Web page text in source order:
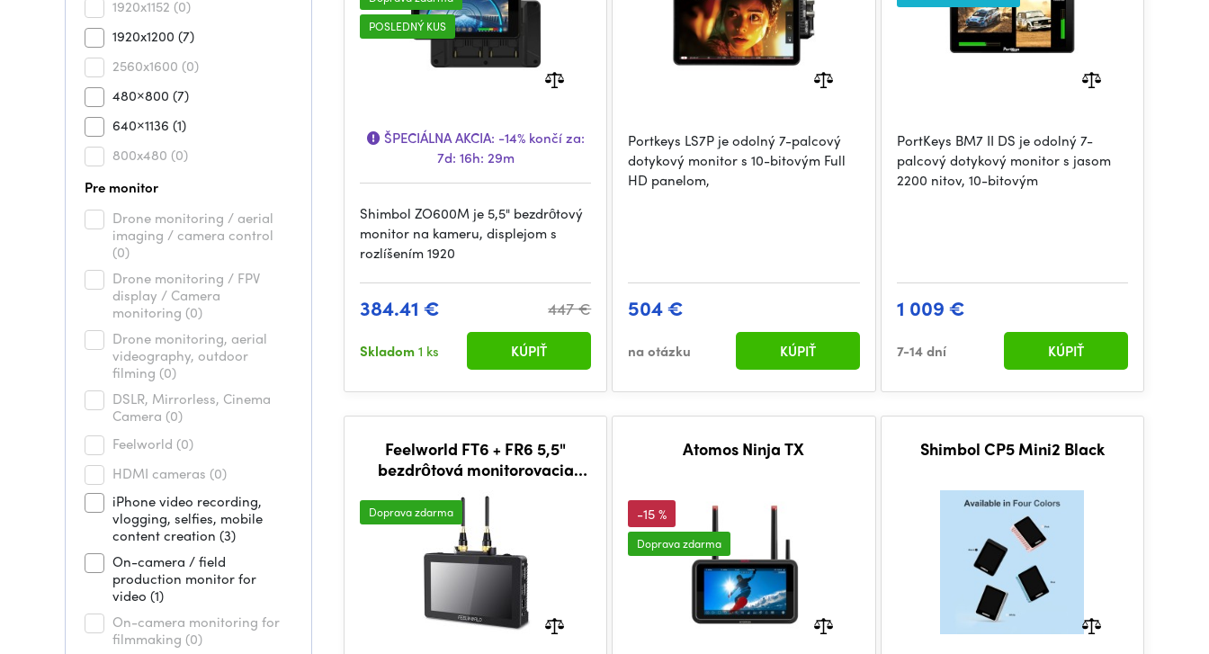
1920x1152 (0)
1920x1200 (7)
2560x1600 (0)
480×800 (7)
640×1136 (1)
800x480 (0)
Pre monitor
Drone monitoring / aerial
imaging / camera control
(0)
Drone monitoring / FPV
display / Camera
monitoring (0)
Drone monitoring, aerial
videography, outdoor
filming (0)
DSLR, Mirrorless, Cinema
Camera (0)
Feelworld (0)
HDMI cameras (0)
iPhone video recording,
vlogging, selfies, mobile
content creation (3)
On-camera / field
production monitor for
video (1)
On-camera monitoring for
filmmaking (0)
POSLEDNÝ KUS
ŠPECIÁLNA AKCIA: -14%končí za:
7d: 16h: 29m
Shimbol ZO600M je 5,5" bezdrôtový
monitor na kameru, displejom s
rozlíšením 1920
384.41 € 447 €
Skladom1 ks KÚPIŤ
Portkeys LS7P je odolný 7-palcový
dotykový monitor s 10-bitovým Full
HD panelom,
504 €
na otázku KÚPIŤ
PortKeys BM7 II DS je odolný 7-
palcový dotykový monitor s jasom
2200 nitov, 10-bitovým
1 009 €
7-14 dní KÚPIŤ
Feelworld FT6 + FR6 5,5"
bezdrôtová monitorovacia
súprava
Doprava zdarma
Atomos Ninja TX
-15 %
Doprava zdarma
Shimbol CP5 Mini2 Black